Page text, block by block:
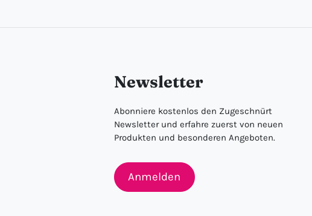
Newsletter
Abonniere kostenlos den Zugeschnürt
Newsletter und erfahre zuerst von neuen
Produkten und besonderen Angeboten.
Anmelden